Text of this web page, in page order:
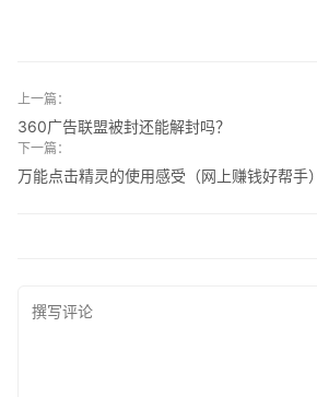
上一篇：
360广告联盟被封还能解封吗？
下一篇：
万能点击精灵的使用感受（网上赚钱好帮手）